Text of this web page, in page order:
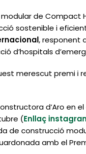
de
sostenible i
, responent
d’hospitals
merescut premi i
d’Aro en
(Enllaç
de construcció
amb el